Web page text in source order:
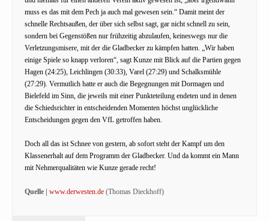
muss es das mit dem Pech ja auch mal gewesen sein.“ Damit meint der
schnelle Rechtsaußen, der über sich selbst sagt, gar nicht schnell zu sein,
sondern bei Gegenstößen nur frühzeitig abzulaufen, keineswegs nur die
Verletzungsmisere, mit der die Gladbecker zu kämpfen hatten. „Wir haben
einige Spiele so knapp verloren“, sagt Kunze mit Blick auf die Partien gegen
Hagen (24:25), Leichlingen (30:33), Varel (27:29) und Schalksmühle
(27:29). Vermutlich hatte er auch die Begegnungen mit Dormagen und
Bielefeld im Sinn, die jeweils mit einer Punkteteilung endeten und in denen
die Schiedsrichter in entscheidenden Momenten höchst unglückliche
Entscheidungen gegen den VfL getroffen haben.
Doch all das ist Schnee von gestern, ab sofort steht der Kampf um den
Klassenerhalt auf dem Programm der Gladbecker. Und da kommt ein Mann
mit Nehmerqualitäten wie Kunze gerade recht!
Quelle | www.derwesten.de (Thomas Dieckhoff)